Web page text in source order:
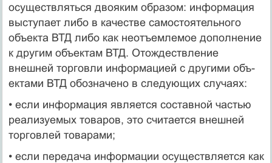
осуществляться двояким образом: информация
выступает либо в качестве самостоятельного
объекта ВТД либо как неотъемлемое дополнение
к другим объектам ВТД. Отождествление
внешней торговли информацией с другими объ­
ектами ВТД обозначено в следующих случаях:
• если информация является составной частью
реализуемых това­ров, это считается внешней
торговлей товарами;
• если передача информации осуществляется как